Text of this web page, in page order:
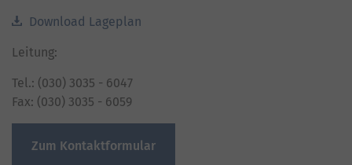
Download Lageplan
Leitung:
Tel.: (030) 3035 - 6047
Fax: (030) 3035 - 6059
Zum Kontaktformular